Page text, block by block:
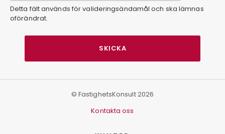
Detta fält används för valideringsändamål och ska lämnas
oförändrat.
© FastighetsKonsult 2026
Kontakta oss